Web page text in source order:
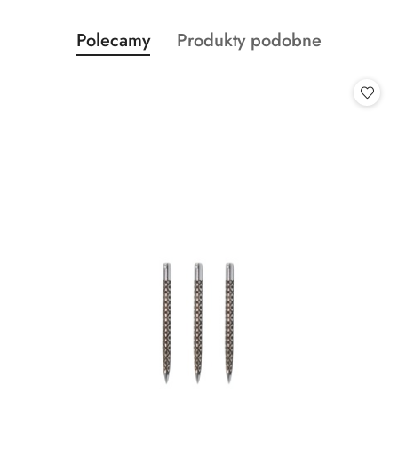
Pomiń karuzelę produktów
Produkty
o
Polecamy
Produkty
Produkty podobne